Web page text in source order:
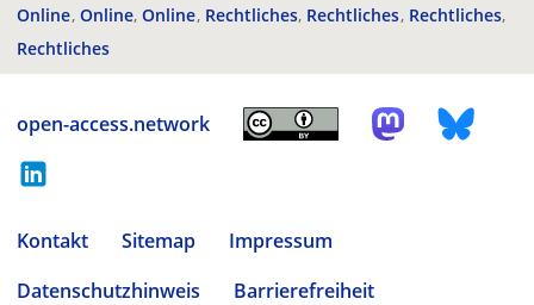
Online Online Online Rechtliches Rechtliches Rechtliches
Rechtliches
open-access.network
Kontakt Sitemap
Impressum
Datenschutzhinweis
Barrierefreiheit